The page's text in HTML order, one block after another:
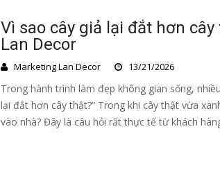
Vì sao cây giả lại đắt hơn
Lan Decor
Marketing Lan Decor 13/21/2026
Trong hành trình làm đẹp không gian sống,
lại đắt hơn cây thật?” Trong khi cây thật vừa
vào nhà? Đây là câu hỏi rất thực tế từ khách